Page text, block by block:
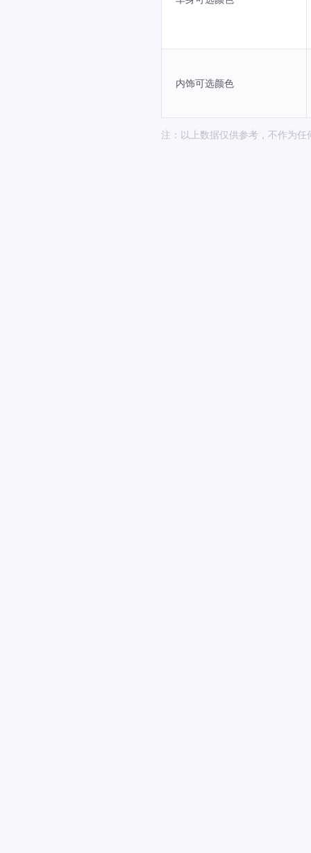
内饰可选颜色
注：以上数据仅供参考，不作为